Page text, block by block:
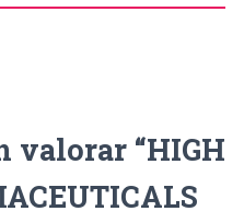
valorar “HIGH